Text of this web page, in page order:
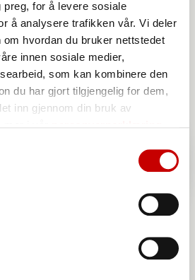
preg, for å levere sosiale
å analysere trafikken vår. Vi deler
hvordan du bruker nettstedet
innen sosiale medier,
som kan kombinere den
du har gjort tilgjengelig for dem,
inn gjennom din bruk av